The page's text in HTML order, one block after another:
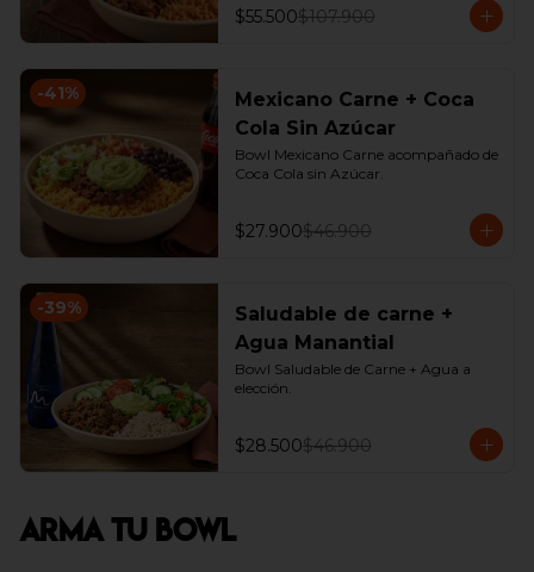
$55.500$107.900
-41%
Mexicano Carne + Coca
Cola Sin Azúcar
Bowl Mexicano Carne acompañado de
Coca Cola sin Azúcar.
$27.900$46.900
-39%
Saludable de carne +
Agua Manantial
Bowl Saludable de Carne + Agua a
elección.
$28.500$46.900
Arma Tu Bowl